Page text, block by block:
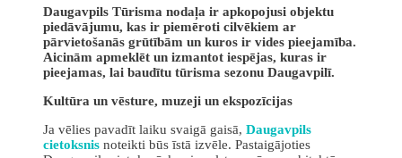
Daugavpils Tūrisma nodaļa ir apkopojusi objektu
piedāvājumu, kas ir piemēroti cilvēkiem ar
pārvietošanās grūtībām un kuros ir vides pieejamība.
Aicinām apmeklēt un izmantot iespējas, kuras ir
pieejamas, lai baudītu tūrisma sezonu Daugavpilī.
Kultūra un vēsture, muzeji un ekspozīcijas
Ja vēlies pavadīt laiku svaigā gaisā, Daugavpils
cietoksnis noteikti būs īstā izvēle. Pastaigājoties